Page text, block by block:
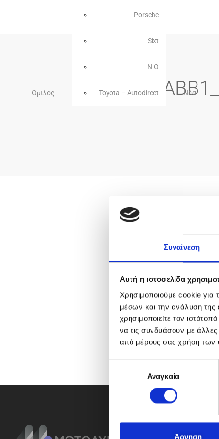
Συναίνεση
Αυτή η ιστοσελίδα
Χρησιμοποιούμε cookie για
μέσων και την ανάλυση της
χρησιμοποιείτε τον
να τις συνδυάσουν με
από μέρους σας χρήση των
ή
Αναγκαία
Άρνηση
Όμιλος
Porsche
Sixt
NIO
Toyota – Autodirect Νέα